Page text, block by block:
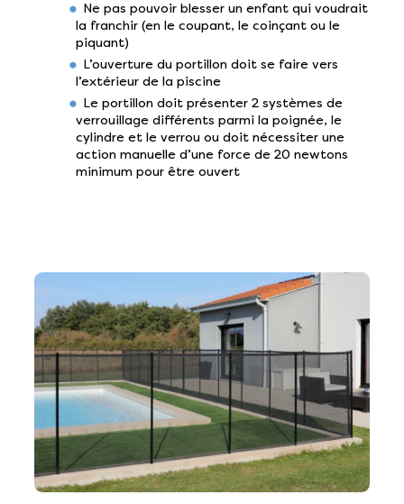
Ne pas pouvoir blesser un enfant qui voudrait
la franchir (en le coupant, le coinçant ou le
piquant)
L’ouverture du portillon doit se faire vers
l’extérieur de la piscine
Le portillon doit présenter 2 systèmes de
verrouillage différents parmi la poignée, le
cylindre et le verrou ou doit nécessiter une
action manuelle d’une force de 20 newtons
minimum pour être ouvert